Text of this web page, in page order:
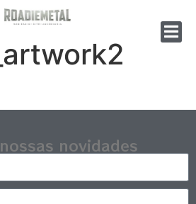
novidades